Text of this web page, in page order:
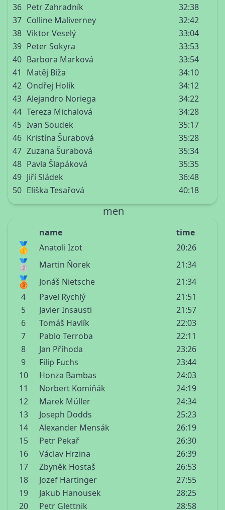
36 Petr Zahradník
32:38
37 Colline Maliverney
32:42
38 Viktor Veselý
33:04
39 Peter Sokyra
33:53
40 Barbora Marková
33:54
41
Matěj Bíža
34:10
42 Ondřej Holík
34:12
43 Alejandro Noriega
34:22
44 Tereza Michalová
34:28
45 Ivan Soudek
35:17
46 Kristína Šurabová
35:28
47 Zuzana Šurabová
35:34
48 Pavla Šlapáková
35:35
49 Jiří Sládek
36:48
50 Eliška Tesařová 40:18
men
name time
🥇 Anatoli Izot 20:26
🥈 Martin Ňorek 21:34
🥉 Jonáš Nietsche
21:34
4
Pavel Rychlý
21:51
5
Javier Insausti
21:57
6
Tomáš Havlík
22:03
7
Pablo Terroba
22:11
8
Jan Příhoda
23:26
9
Filip Fuchs
23:44
10
Honza Bambas
24:03
11
Norbert Komiňák
24:19
12
Marek Müller
24:34
13
Joseph Dodds
25:23
14
Alexander Mensák
26:19
15
Petr Pekař
26:30
16
Václav Hrzina
26:39
17
Zbyněk Hostaš
26:53
18
Jozef Hartinger
27:55
19
Jakub Hanousek
28:25
20
Petr Glettnik 28:58